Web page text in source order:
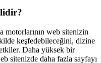
motorlarının web sitenizin
keşfedebileceğini, dizine
Daha yüksek bir
sitenizde daha fazla sayfayı